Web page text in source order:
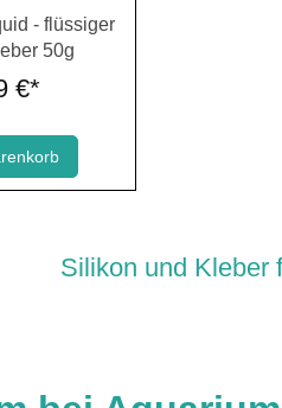
von 0 von 5 Sternen
- flüssiger
50g
€*
Silikon und Kleber